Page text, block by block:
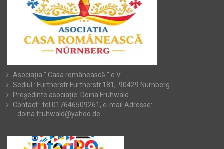
Asociația ” Casa românească ” e.V
Sediul : Fürtherstr Fürtherstr.181, 90429 Nürnberg
Președinte asociație: Doina Frühwald
Contact : tel.017646509261, e-mail Adresse:
doina.fruhwald@yahoo.de